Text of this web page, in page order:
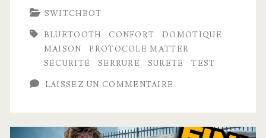
Lock
Pro
est
formidable
SWITCHBOT
BLUETOOTH CONFORT
DOMOTIQUE
MAISON
PROTOCOLE MATTER
SÉCURITÉ
SERRURE SURETÉ TEST
LAISSEZ UN COMMENTAIRE